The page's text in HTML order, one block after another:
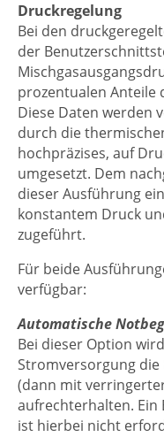
Druckregelung
Bei den
der
prozentualen Anteile
Diese Daten werden
durch die
hochpräzises, auf
umgesetzt. Dem
dieser Ausführung
konstantem Druck
zugeführt.
Für beide
verfügbar:
Automatische
Bei dieser Option
Stromversorgung die
(dann mit
aufrechterhalten. Ein
ist hierbei nicht